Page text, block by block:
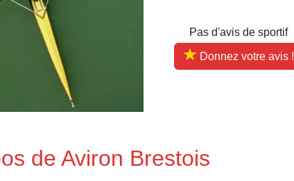
Pas d'avis de sportif
Donnez votre avis !
de Aviron Brestois